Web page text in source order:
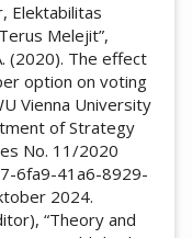
Elektabilitas
Melejit”,
(2020). The effect
option on voting
Vienna University
of Strategy
No. 11/2020
6fa9-41a6-8929-
2024.
“Theory and